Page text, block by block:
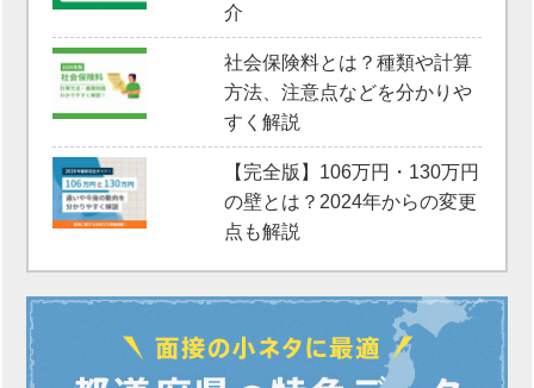
介
社会保険料とは？種類や計算
方法、注意点などを分かりや
すく解説
【完全版】106万円・130万円
の壁とは？2024年からの変更
点も解説